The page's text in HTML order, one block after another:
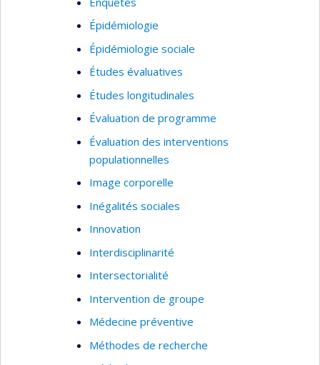
concernant les services périnataux et
préscolaires les plus efficaces afin
d’améliorer ces services.
recherche : l'Observatoire pour l'Éducation et la
Santé des enfants, LeGroupe de Recherche sur
l'Inadaptation Psychosociale chez l'enfant
Réseau Périnatologie
Épidémiologie
Épidémiologie sociale
Études évaluatives
Études longitudinales
Évaluation de programme
Évaluation des interventions
populationnelles
Image corporelle
Inégalités sociales
Innovation
Interdisciplinarité
Intersectorialité
Intervention de groupe
Médecine préventive
Méthodes de recherche